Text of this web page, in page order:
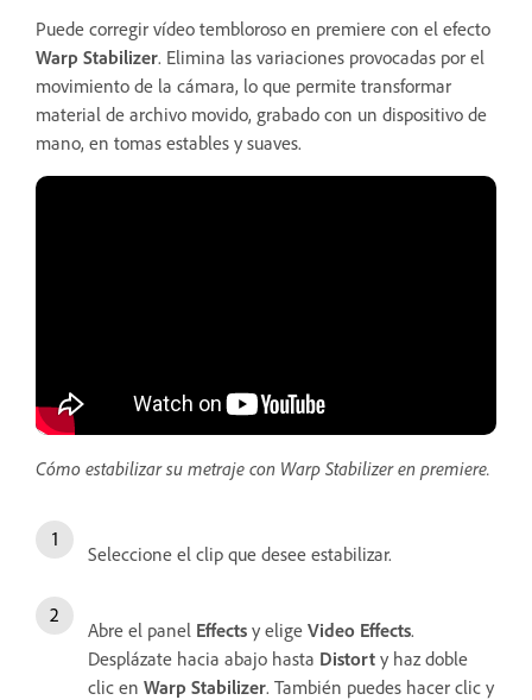
Puede corregir vídeo tembloroso en premiere con el efecto
Warp Stabilizer. Elimina las variaciones provocadas por el
movimiento de la cámara, lo que permite transformar
material de archivo movido, grabado con un dispositivo de
mano, en tomas estables y suaves.
Cómo estabilizar su metraje con Warp Stabilizer en premiere.
Seleccione el clip que desee estabilizar.
Abre el panel Effects y elige Video Effects.
Desplázate hacia abajo hasta Distort y haz doble
clic en Warp Stabilizer. También puedes hacer clic y